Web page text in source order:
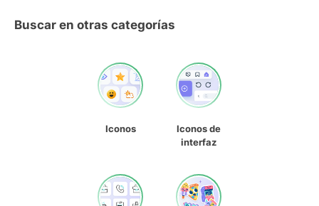
Buscar en otras categorías
Iconos
Iconos de
interfaz